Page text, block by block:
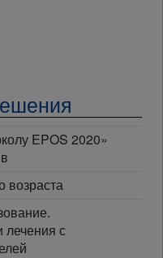
EPOS 2020»
возраста
с